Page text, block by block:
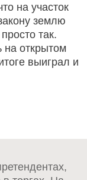
на участок
землю
так.
на открытом
выиграл и